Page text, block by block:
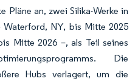
Pläne an, zwei Silika-Werke in
Waterford, NY, bis Mitte 2025
Mitte 2026 –, als Teil seines
Die
Hubs verlagert, um die